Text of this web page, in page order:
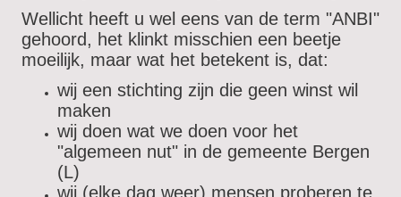
Wellicht heeft u wel eens van de term "ANBI"
gehoord, het klinkt misschien een beetje
moeilijk, maar wat het betekent is, dat:
wij een stichting zijn die geen winst wil
maken
wij doen wat we doen voor het
"algemeen nut" in de gemeente Bergen
(L)
wij (elke dag weer) mensen proberen te